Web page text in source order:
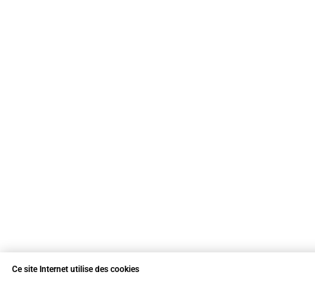
Ce site Internet utilise des cookies